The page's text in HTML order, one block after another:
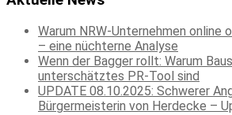
Warum NRW-Unternehmen online
– eine nüchterne Analyse
Wenn der Bagger rollt: Warum
unterschätztes PR-Tool sind
UPDATE 08.10.2025: Schwerer
Bürgermeisterin von Herdecke –